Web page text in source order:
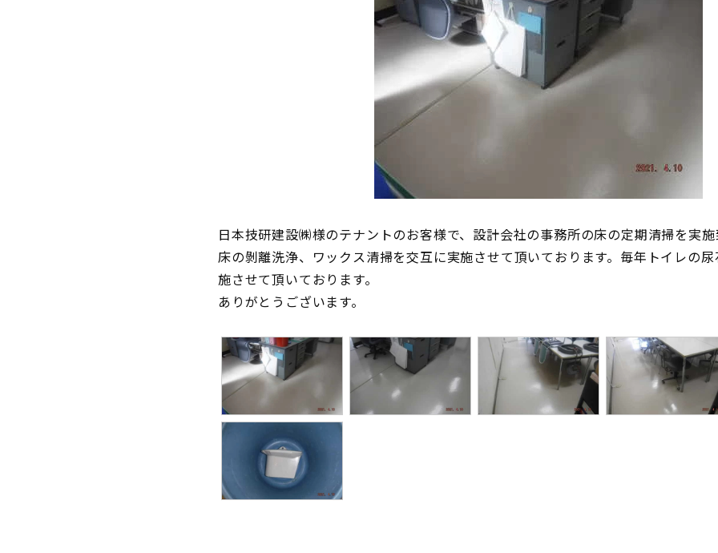
日本技研建設㈱様のテナントのお客様で、設計会社の事務所の床の定期清掃を実
床の剝離洗浄、ワックス清掃を交互に実施させて頂いております。毎年トイレの
施させて頂いております。
ありがとうございます。